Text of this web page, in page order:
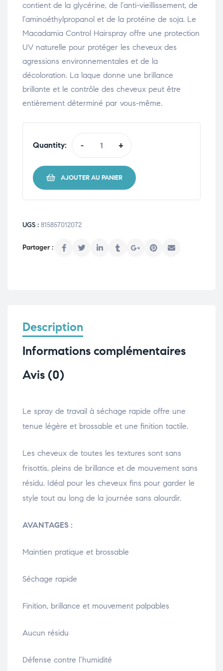
contient de la glycérine, de l’anti-vieillissement, de
l’aminoéthylpropanol et de la protéine de soja. Le
Macadamia Control Hairspray offre une protection
UV naturelle pour protéger les cheveux des
agressions environnementales et de la
décoloration. La laque donne une brillance
brillante et le contrôle des cheveux peut être
entièrement déterminé par vous-même.
Quantity: - +
AJOUTER AU PANIER
UGS : 815857012072
Description
Informations complémentaires
Avis (0)
Le spray de travail à séchage rapide offre une
tenue légère et brossable et une finition tactile.
Les cheveux de toutes les textures sont sans
frisottis, pleins de brillance et de mouvement sans
résidu. Idéal pour les cheveux fins pour garder le
style tout au long de la journée sans alourdir.
AVANTAGES :
Maintien pratique et brossable
Séchage rapide
Finition, brillance et mouvement palpables
Aucun résidu
Défense contre l’humidité